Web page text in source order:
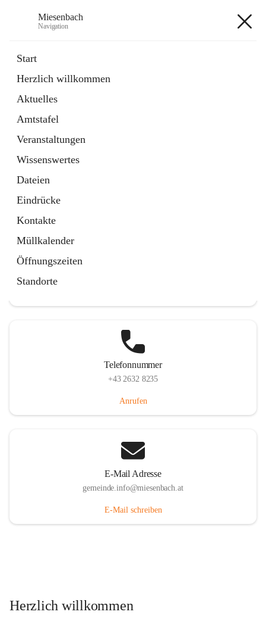
Miesenbach
Navigation
Start
Herzlich willkommen
Aktuelles
Amtstafel
Veranstaltungen
Wissenswertes
Dateien
Eindrücke
Kontakte
Müllkalender
Öffnungszeiten
Standorte
Externe Webseite
in
Tab
Region Schneebergland
Externe Webseite
öffnet
in
neuem
Tab
Telefonnummer
+43 2632 8235
Anrufen
E-Mail Adresse
gemeinde.info@miesenbach.at
E-Mail schreiben
Herzlich willkommen